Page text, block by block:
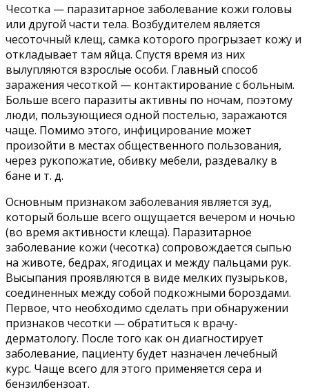
Чесотка — паразитарное заболевание кожи головы
или другой части тела. Возбудителем является
чесоточный клещ, самка которого прогрызает кожу и
откладывает там яйца. Спустя время из них
вылупляются взрослые особи. Главный способ
заражения чесоткой — контактирование с больным.
Больше всего паразиты активны по ночам, поэтому
люди, пользующиеся одной постелью, заражаются
чаще. Помимо этого, инфицирование может
произойти в местах общественного пользования,
через рукопожатие, обивку мебели, раздевалку в
бане и т. д.
Основным признаком заболевания является зуд,
который больше всего ощущается вечером и ночью
(во время активности клеща). Паразитарное
заболевание кожи (чесотка) сопровождается сыпью
на животе, бедрах, ягодицах и между пальцами рук.
Высыпания проявляются в виде мелких пузырьков,
соединенных между собой подкожными бороздами.
Первое, что необходимо сделать при обнаружении
признаков чесотки — обратиться к врачу-
дерматологу. После того как он диагностирует
заболевание, пациенту будет назначен лечебный
курс. Чаще всего для этого применяется сера и
бензилбензоат.